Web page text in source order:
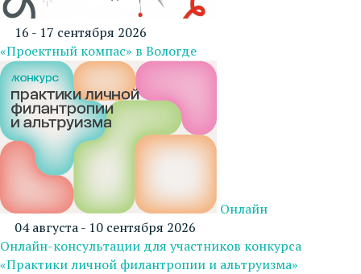
16 - 17 сентября 2026
«Проектный компас» в Вологде
Онлайн
04 августа - 10 сентября 2026
Онлайн-консультации для участников конкурса
«Практики личной филантропии и альтруизма»